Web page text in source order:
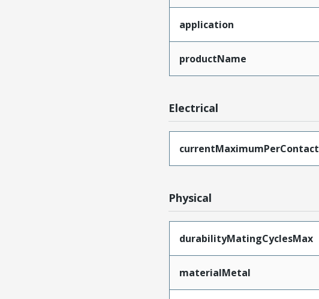
application
productName
Electrical
currentMaximumPerContact
Physical
durabilityMatingCyclesMax
materialMetal